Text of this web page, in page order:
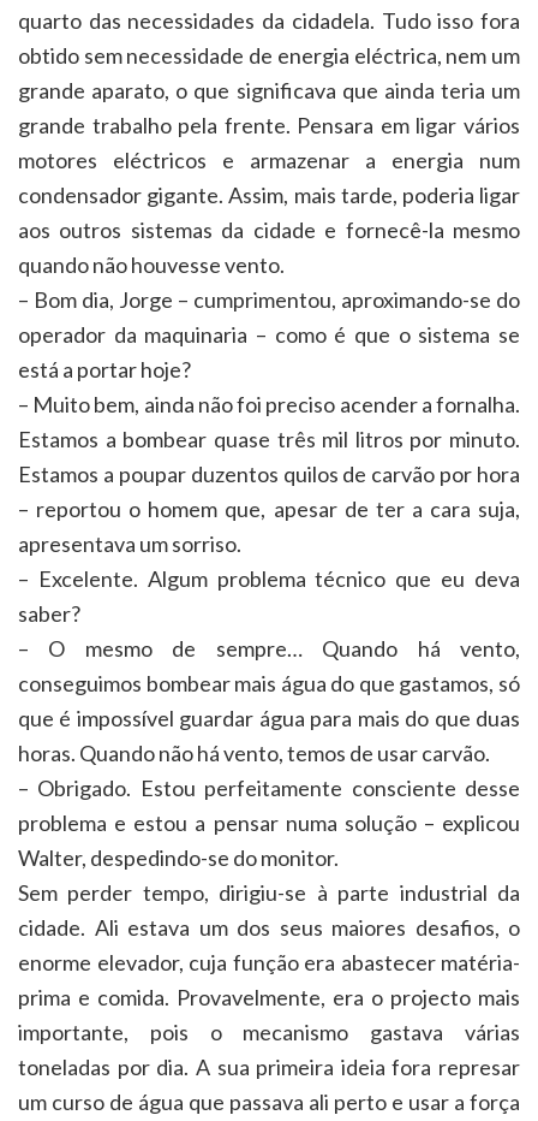
quarto das necessidades da cidadela. Tudo isso fora
obtido sem necessidade de energia eléctrica, nem um
grande aparato, o que significava que ainda teria um
grande trabalho pela frente. Pensara em ligar vários
motores eléctricos e armazenar a energia num
condensador gigante. Assim, mais tarde, poderia ligar
aos outros sistemas da cidade e fornecê-la mesmo
quando não houvesse vento.
– Bom dia, Jorge – cumprimentou, aproximando-se do
operador da maquinaria – como é que o sistema se
está a portar hoje?
– Muito bem, ainda não foi preciso acender a fornalha.
Estamos a bombear quase três mil litros por minuto.
Estamos a poupar duzentos quilos de carvão por hora
– reportou o homem que, apesar de ter a cara suja,
apresentava um sorriso.
– Excelente. Algum problema técnico que eu deva
saber?
– O mesmo de sempre… Quando há vento,
conseguimos bombear mais água do que gastamos, só
que é impossível guardar água para mais do que duas
horas. Quando não há vento, temos de usar carvão.
– Obrigado. Estou perfeitamente consciente desse
problema e estou a pensar numa solução – explicou
Walter, despedindo-se do monitor.
Sem perder tempo, dirigiu-se à parte industrial da
cidade. Ali estava um dos seus maiores desafios, o
enorme elevador, cuja função era abastecer matéria-
prima e comida. Provavelmente, era o projecto mais
importante, pois o mecanismo gastava várias
toneladas por dia. A sua primeira ideia fora represar
um curso de água que passava ali perto e usar a força